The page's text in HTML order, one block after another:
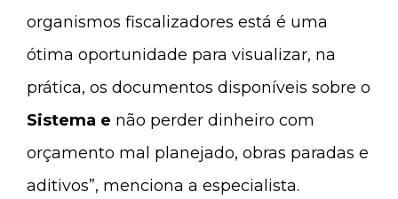
organismos fiscalizadores está é uma
ótima oportunidade para visualizar, na
prática, os documentos disponíveis sobre o
Sistema e não perder dinheiro com
orçamento mal planejado, obras paradas e
aditivos”, menciona a especialista.